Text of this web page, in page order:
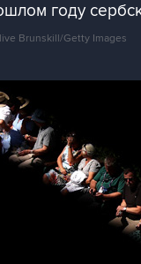
году
Brunskill/Getty Images